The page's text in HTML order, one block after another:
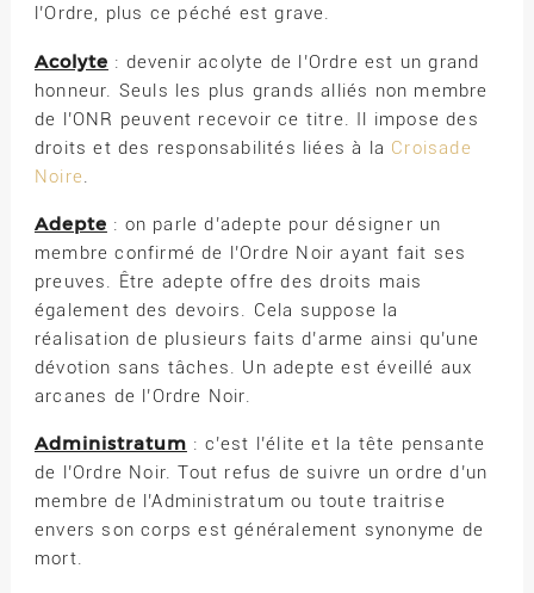
l’Ordre, plus ce péché est grave.
Acolyte : devenir acolyte de l’Ordre est un grand
honneur. Seuls les plus grands alliés non membre
de l’ONR peuvent recevoir ce titre. Il impose des
droits et des responsabilités liées à la Croisade
Noire.
Adepte : on parle d’adepte pour désigner un
membre confirmé de l’Ordre Noir ayant fait ses
preuves. Être adepte offre des droits mais
également des devoirs. Cela suppose la
réalisation de plusieurs faits d’arme ainsi qu’une
dévotion sans tâches. Un adepte est éveillé aux
arcanes de l’Ordre Noir.
Administratum : c’est l’élite et la tête pensante
de l’Ordre Noir. Tout refus de suivre un ordre d’un
membre de l’Administratum ou toute traitrise
envers son corps est généralement synonyme de
mort.